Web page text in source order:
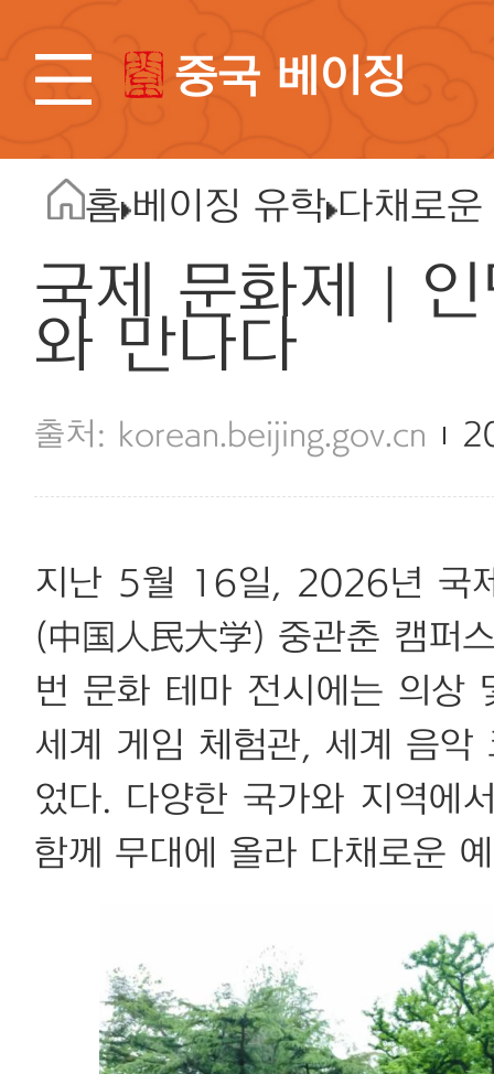
중국 베이징
홈 베이징 유학 다채로
국제 문화제 |
와 만나다
korean.beijing.gov.cn
지난 5월 16일, 2026년 국
(中国人民大学) 중관춘 캠퍼
번 문화 테마 전시에는 의상
세계 게임 체험관, 세계 음
었다. 다양한 국가와 지역에
함께 무대에 올라 다채로운